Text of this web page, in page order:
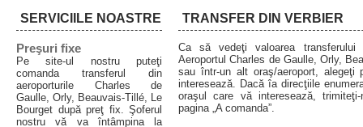
TRANSFER DIN VERBIER
Ca să vedeţi valoarea
Aeroportul Charles de Gaulle, Orly,
sau într-un alt oraş/aeroport, alegeţi
interesează. Dacă îa direcţiile
oraşul care vă interesează,
pagina „A comanda”.
SERVICIILE NOASTRE
Preşuri fixe
Pe site-ul nostru puteţi
comanda transferul din
aeroporturile Charles de
Gaulle, Orly, Beauvais-Tillé, Le
Bourget după preţ fix. Şoferul
nostru vă va întâmpina la